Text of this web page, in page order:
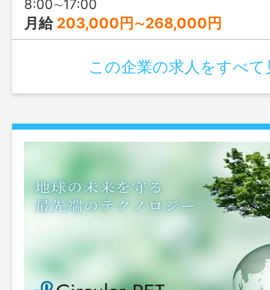
8:00∼17:00
月給 203,000円∼268,000円
この企業の求人をすべて